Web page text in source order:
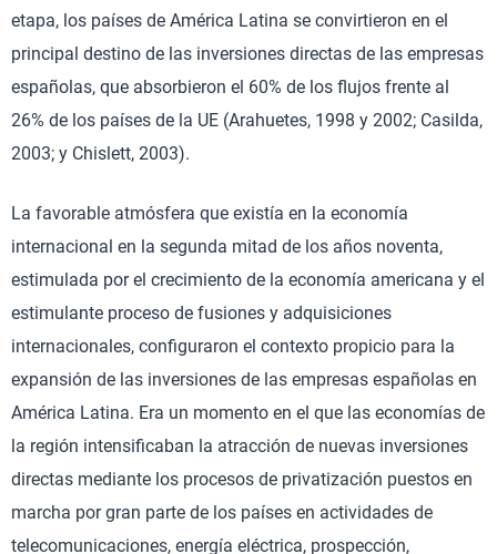
etapa, los países de América Latina se convirtieron en el
principal destino de las inversiones directas de las empresas
españolas, que absorbieron el 60% de los flujos frente al
26% de los países de la UE (Arahuetes, 1998 y 2002; Casilda,
2003; y Chislett, 2003).
La favorable atmósfera que existía en la economía
internacional en la segunda mitad de los años noventa,
estimulada por el crecimiento de la economía americana y el
estimulante proceso de fusiones y adquisiciones
internacionales, configuraron el contexto propicio para la
expansión de las inversiones de las empresas españolas en
América Latina. Era un momento en el que las economías de
la región intensificaban la atracción de nuevas inversiones
directas mediante los procesos de privatización puestos en
marcha por gran parte de los países en actividades de
telecomunicaciones, energía eléctrica, prospección,